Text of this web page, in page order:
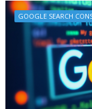
GOOGLE SEARCH